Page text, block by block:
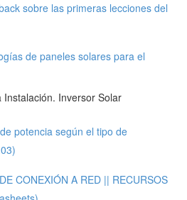
sobre las primeras lecciones del
de paneles solares para el
Inversor Solar
potencia según el tipo de
CONEXIÓN A RED || RECURSOS